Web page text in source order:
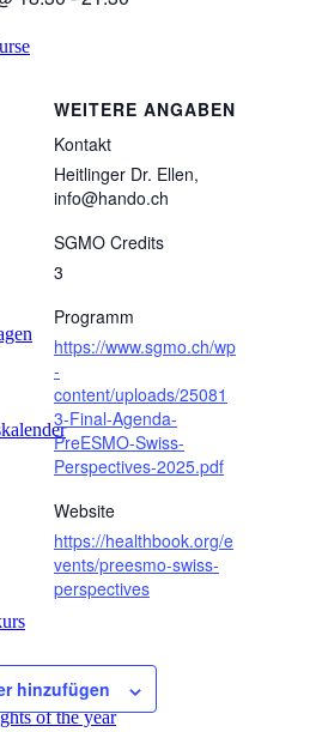
of the year
WEITERE ANGABEN
Kontakt
Heitlinger Dr. Ellen,
info@hando.ch
SGMO Credits
3
Programm
https://www.sgmo.ch/wp
-
content/uploads/25081
3-Final-Agenda-
PreESMO-Swiss-
Perspectives-2025.pdf
Website
https://healthbook.org/e
vents/preesmo-swiss-
perspectives
hinzufügen